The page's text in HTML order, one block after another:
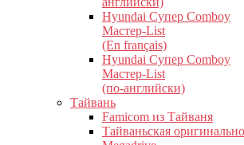
Hyundai Супер Comboy
Мастер-List
(En français)
Hyundai Супер Comboy
Мастер-List
(по-английски)
Тайвань
Famicom из Тайваня
Тайваньская